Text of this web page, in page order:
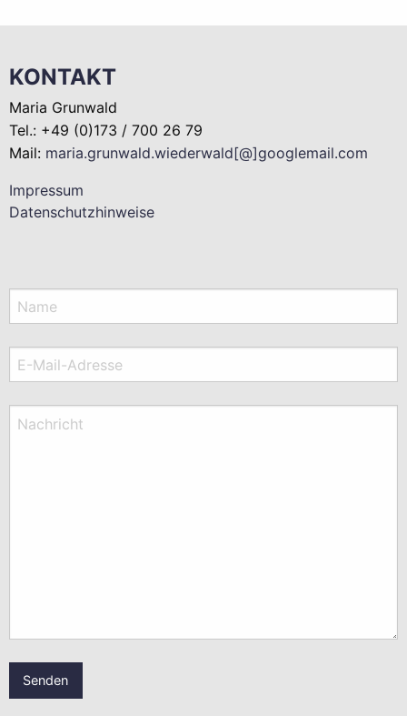
KONTAKT
Maria Grunwald
Tel.: +49 (0)173 / 700 26 79
Mail: maria.grunwald.wiederwald[@]googlemail.com
Impressum
Datenschutzhinweise
Name
E-Mail-Adresse
Nachricht